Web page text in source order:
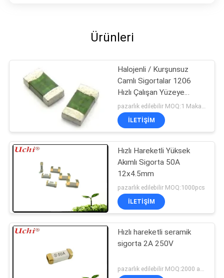
Ürünleri
Halojenli / Kurşunsuz
Camlı Sigortalar 1206
Hızlı Çalışan Yüzeye
Monte Sigortaları
pazarlık edilebilir MOQ:1 Makaralı
İLETIŞIM
Hızlı Hareketli Yüksek
Akımlı Sigorta 50A
12x4.5mm
pazarlık edilebilir MOQ:1000pcs
İLETIŞIM
Hızlı hareketli seramik
sigorta 2A 250V